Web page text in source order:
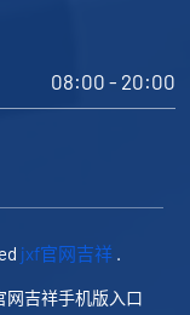
08:00 - 20:00
jxf官网吉祥.
网吉祥手机版入口